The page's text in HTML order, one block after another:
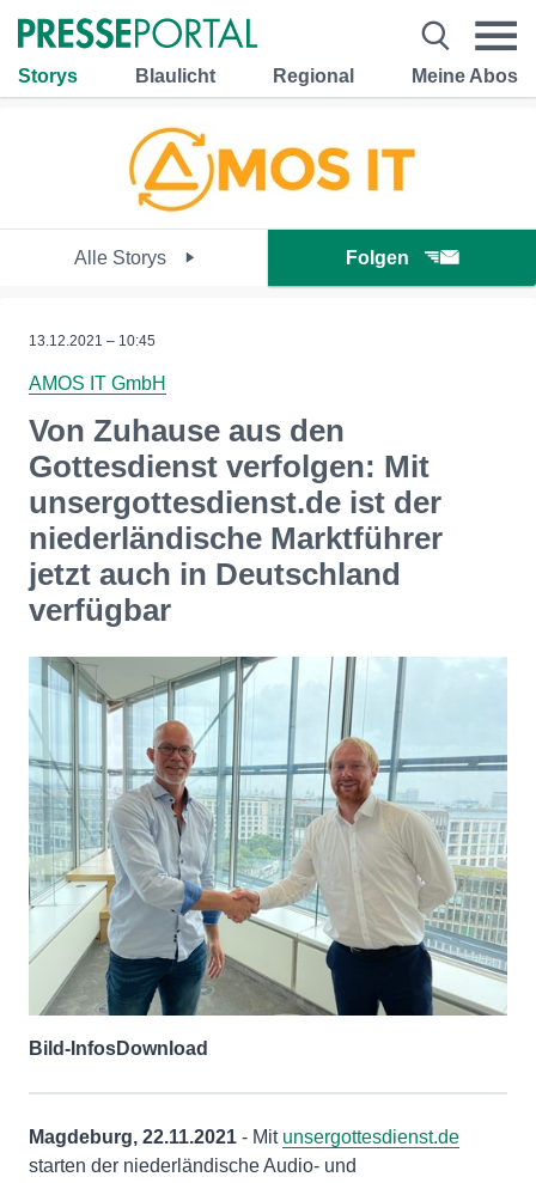
Storys Blaulicht Regional Meine Abos
Alle Storys Folgen
13.12.2021 – 10:45
AMOS IT GmbH
Von Zuhause aus den
Gottesdienst verfolgen: Mit
unsergottesdienst.de ist der
niederländische Marktführer
jetzt auch in Deutschland
verfügbar
Bild-InfosDownload
Magdeburg, 22.11.2021 - Mit unsergottesdienst.de
starten der niederländische Audio- und